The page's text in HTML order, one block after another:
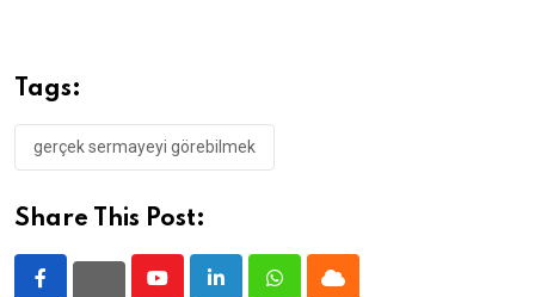
Tags:
gerçek sermayeyi görebilmek
Share This Post:
YoutubeLinkedInWhatsappCloud